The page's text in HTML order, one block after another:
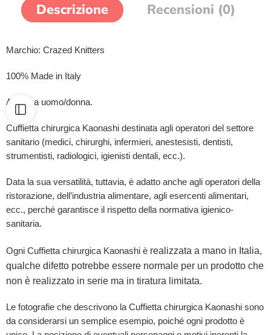
Descrizione Recensioni (0)
Marchio: Crazed Knitters
100% Made in Italy
Adatta a uomo/donna.
Cuffietta chirurgica Kaonashi destinata agli operatori del settore
sanitario (medici, chirurghi, infermieri, anestesisti, dentisti,
strumentisti, radiologici, igienisti dentali, ecc.).
Data la sua versatilità, tuttavia, è adatto anche agli operatori della
ristorazione, dell’industria alimentare, agli esercenti alimentari,
ecc., perché garantisce il rispetto della normativa igienico-
sanitaria.
Ogni Cuffietta chirurgica Kaonashi è realizzata a mano in Italia,
qualche difetto potrebbe essere normale per un prodotto che
non è realizzato in serie ma in tiratura limitata.
Le fotografie che descrivono la Cuffietta chirurgica Kaonashi sono
da considerarsi un semplice esempio, poiché ogni prodotto è